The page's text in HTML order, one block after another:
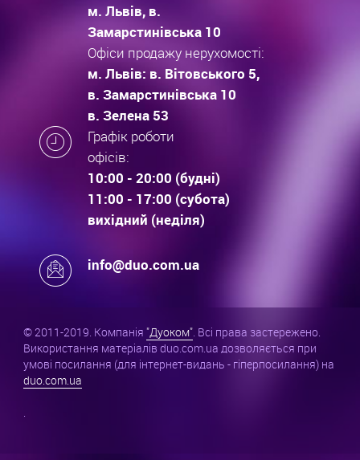
м. Львів, в.
Замарстинівська 10
Офіси продажу нерухомості:
м. Львів: в. Вітовського 5,
в. Замарстинівська 10
в. Зелена 53
Графік роботи
офісів:
10:00 - 20:00 (будні)
11:00 - 17:00 (субота)
вихідний (неділя)
info@duo.com.ua
© 2011-2019. Компанія "Дуоком". Всі права застережено.
Використання матеріалів duo.com.ua дозволяється при
умові посилання (для інтернет-видань - гіперпосилання) на
duo.com.ua
.